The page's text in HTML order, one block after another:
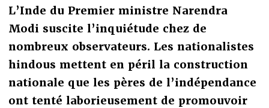
L’Inde du Premier ministre Narendra
Modi suscite l’inquiétude chez de
nombreux observateurs. Les nationalistes
hindous mettent en péril la construction
nationale que les pères de l’indépendance
ont tenté laborieusement de promouvoir